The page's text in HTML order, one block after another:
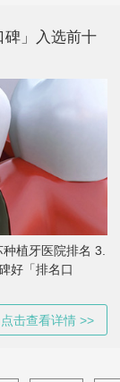
碑」入选前十
植牙医院排名 3.
好「排名口
点击查看详情 >>